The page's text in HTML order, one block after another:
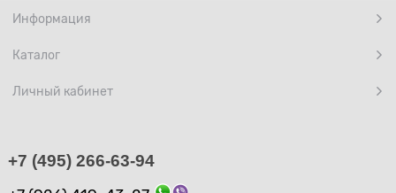
Информация
Каталог
Личный кабинет
+7 (495) 266-63-94